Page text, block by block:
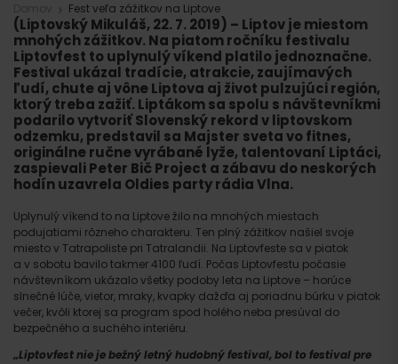
Fest veľa zážitkov na Liptove
(Liptovský Mikuláš, 22. 7. 2019) – Liptov je miestom
mnohých zážitkov. Na piatom ročníku festivalu
Liptovfest to uplynulý víkend platilo jednoznačne.
Festival ukázal tradície, atrakcie, zaujímavých
ľudí, chute aj vône Liptova aj život pulzujúci región,
ktorý treba zažiť. Liptákom sa spolu s návštevníkmi
podarilo vytvoriť Slovenský rekord v liptovskom
odzemku, predstavil sa Majster sveta vo fitnes,
originálne ručne vyrábané lyže, talentovaní Liptáci,
zaspievali Peter Bič Project a zábavu do neskorých
hodín uzavrela Oldies party rádia Vlna.
Uplynulý víkend to na Liptove žilo na mnohých miestach
podujatiami rôzneho charakteru. Ten plný zážitkov našiel svoje
miesto v Tatrapoliste pri Tatralandii. Na Liptovfeste sa v piatok
a v sobotu bavilo takmer 4100 ľudí. Počas Liptovfestu počasie
návštevníkom ukázalo všetky podoby leta na Liptove – horúce
slnečné lúče, vietor, mraky, kvapky dažďa aj poriadnu búrku v piatok
večer, kvôli ktorej sa program spod holého neba presúval do
bezpečného a suchého interiéru.
„Liptovfest nie je bežný letný hudobný festival, bol to festival pre